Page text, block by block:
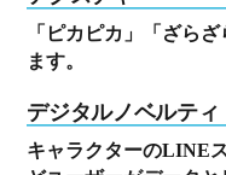
「ピカピカ」「ざら
ます。
デジタルノベルティ
キャラクターのLINE